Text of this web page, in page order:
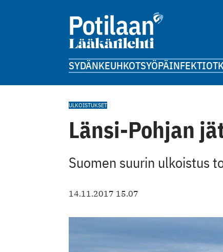
SYDÄNKEUHKOTSYÖPÄINFEKTIOT
ULKOISTUKSET
Länsi-Pohjan
Suomen suurin ulkoistus
14.11.2017 15.07